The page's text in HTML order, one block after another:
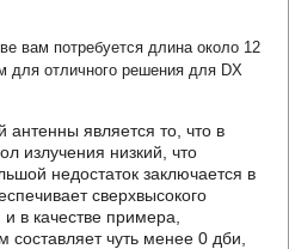
вам потребуется длина около 12
для отличного решения для DX
является то, что в
излучения низкий, что
недостаток заключается в
сверхвысокого
в качестве примера,
чуть менее 0 дби,